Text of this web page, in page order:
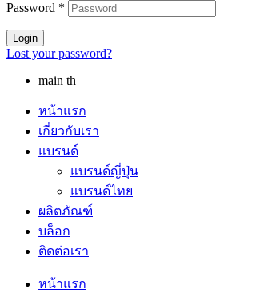
Password *
Login
Lost your password?
main th
หน้าแรก
เกี่ยวกับเรา
แบรนด์
แบรนด์ญี่ปุ่น
แบรนด์ไทย
ผลิตภัณฑ์
บล็อก
ติดต่อเรา
หน้าแรก